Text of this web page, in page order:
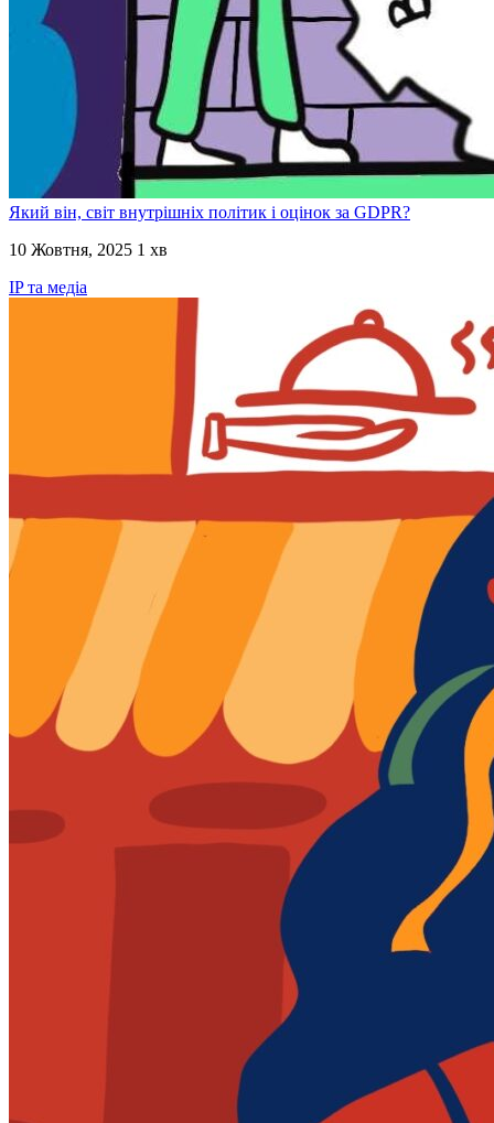
Який він, світ внутрішніх політик і оцінок за GDPR?
10 Жовтня, 2025 1 хв
IP та медіа